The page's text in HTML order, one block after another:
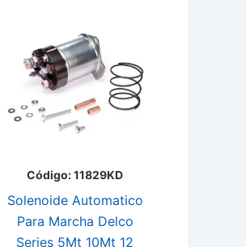
Código: 11829KD
Solenoide Automatico
Para Marcha Delco
Series 5Mt 10Mt 12